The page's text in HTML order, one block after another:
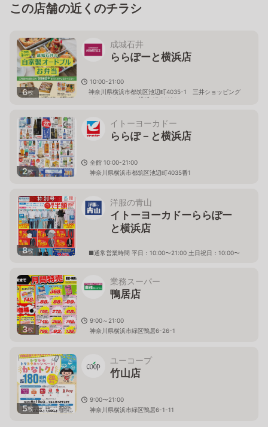
この店舗の近くのチラシ
6枚
成城石井
ららぽーと横浜店
10:00-21:00
神奈川県横浜市都筑区池辺町4035-1 三井ショッピング
パーク ららぽーと横浜 1F 14121
2枚
イトーヨーカドー
ららぽ－と横浜店
全館 10:00-21:00
神奈川県横浜市都筑区池辺町4035番1
8枚
洋服の青山
イトーヨーカドーららぽー
と横浜店
■通常営業時間 平日：10:00〜21:00 土日祝日：10:00〜
神奈川県横浜市都筑区池辺町4035番１ イトーヨーカド
ーららぽーと横浜店３階
3枚
業務スーパー
鴨居店
9:00～21:00
神奈川県横浜市緑区鴨居6-26-1
5枚
ユーコープ
竹山店
9:00〜21:00
神奈川県横浜市緑区鴨居6-1-11